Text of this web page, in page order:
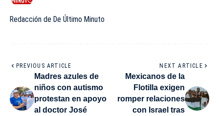
Redacción de De Último Minuto
PREVIOUS ARTICLE
Madres azules de
niños con autismo
protestan en apoyo
al doctor José
NEXT ARTICLE
Mexicanos de la
Flotilla exigen
romper relaciones
con Israel tras